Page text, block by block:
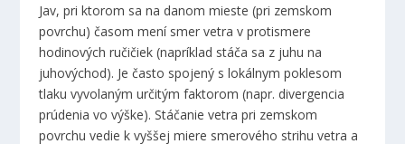
Jav, pri ktorom sa na danom mieste (pri zemskom
povrchu) časom mení smer vetra v protismere
hodinových ručičiek (napríklad stáča sa z juhu na
juhovýchod). Je často spojený s lokálnym poklesom
tlaku vyvolaným určitým faktorom (napr. divergencia
prúdenia vo výške). Stáčanie vetra pri zemskom
povrchu vedie k vyššej miere smerového strihu vetra a